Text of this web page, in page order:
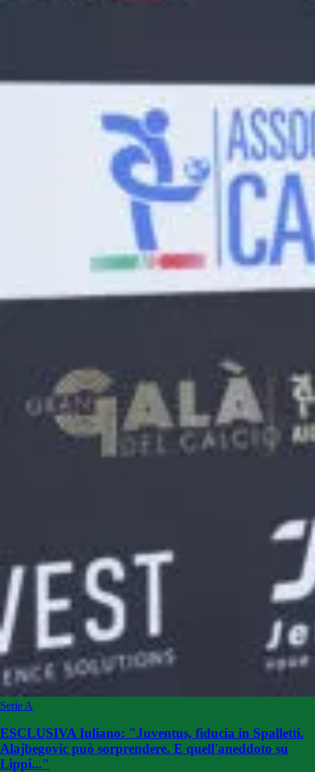
Serie A
ESCLUSIVA Iuliano: "Juventus, fiducia in Spalletti.
Alajbegovic può sorprendere. E quell'aneddoto su
Lippi..."